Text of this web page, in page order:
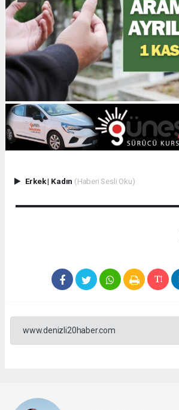
Erkek| Kadın (Haberi Sesli Oku)
www.denizli20haber.com